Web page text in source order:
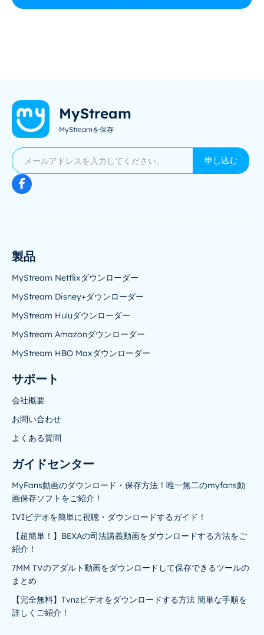
MyStream
MyStreamを保存
申し込む
製品
MyStream Netflixダウンローダー
MyStream Disney+ダウンローダー
MyStream Huluダウンローダー
MyStream Amazonダウンローダー
MyStream HBO Maxダウンローダー
サポート
会社概要
お問い合わせ
よくある質問
ガイドセンター
MyFans動画のダウンロード・保存方法！唯一無二のmyfans動
画保存ソフトをご紹介！
IVIビデオを簡単に視聴・ダウンロードするガイド！
【超簡単！】BEXAの司法講義動画をダウンロードする方法をご
紹介！
7MM TVのアダルト動画をダウンロードして保存できるツールの
まとめ
【完全無料】Tvnzビデオをダウンロードする方法 簡単な手順を
詳しくご紹介！